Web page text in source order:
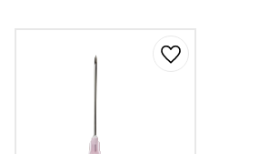
Gem som favorit